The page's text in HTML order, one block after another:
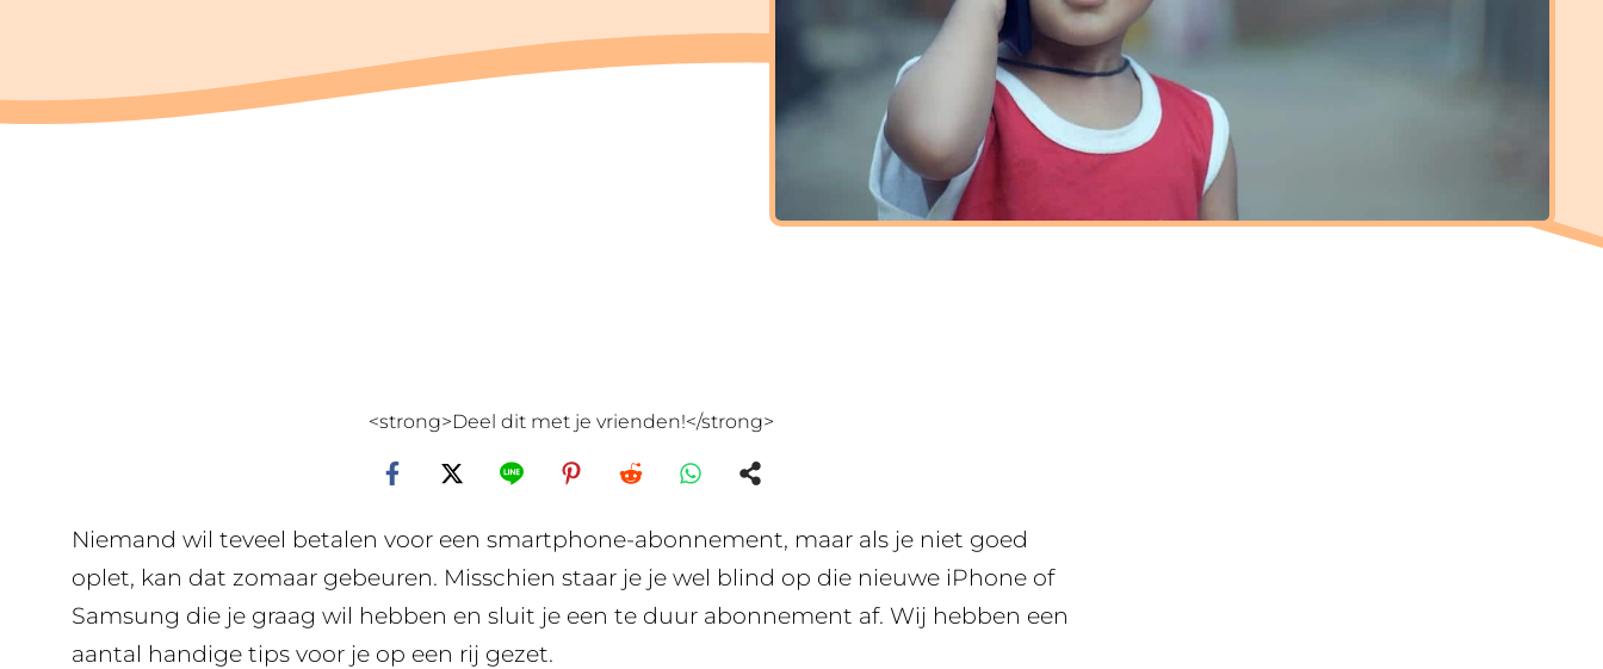
<strong>Deel dit met je vrienden!</strong>
Niemand wil teveel betalen voor een smartphone-abonnement, maar als je niet goed
oplet, kan dat zomaar gebeuren. Misschien staar je je wel blind op die nieuwe iPhone of
Samsung die je graag wil hebben en sluit je een te duur abonnement af. Wij hebben een
aantal handige tips voor je op een rij gezet.